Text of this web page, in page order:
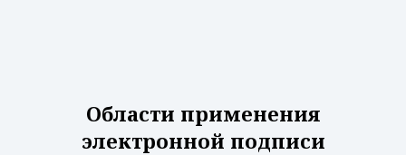
Области применения
электронной подписи